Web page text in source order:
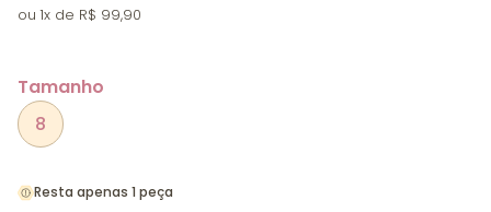
1x R$ 99,90
Tamanho
8
Resta apenas 1 peça